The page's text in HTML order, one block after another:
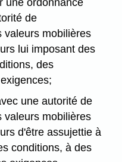
de
valeurs mobilières
lui imposant des
des
une autorité de
valeurs mobilières
d'être assujettie à
conditions, à des